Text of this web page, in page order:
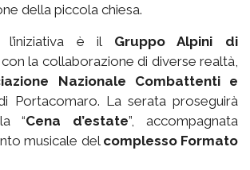
della piccola chiesa.
l’iniziativa è il Gruppo Alpini di
con la collaborazione di diverse realtà,
Nazionale Combattenti e
Portacomaro. La serata proseguirà
“Cena d’estate”, accompagnata
musicale del complesso Formato